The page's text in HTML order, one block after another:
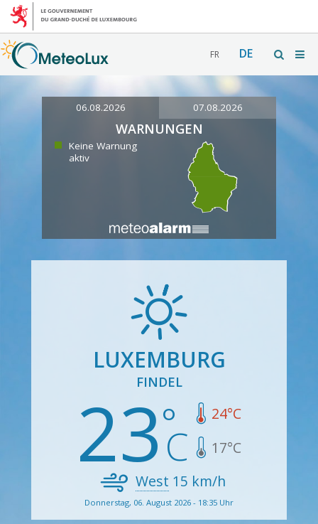
FR DE
06.08.2026 07.08.2026
WARNUNGEN
Keine Warnung
aktiv
LUXEMBURG
FINDEL
23 24°C
17°C
West 15 km/h
Donnerstag, 06. August 2026 - 18:35 Uhr